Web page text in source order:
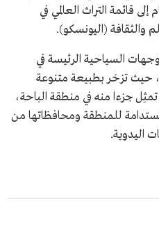
قائمة التراث العالمي في
والثقافة (اليونسكو).
السياحية الرئيسة في
حيث تزخر بطبيعة متنوعة
جزءا منه في منطقة الباحة،
للمنطقة ومحافظاتها من
اليدوية.